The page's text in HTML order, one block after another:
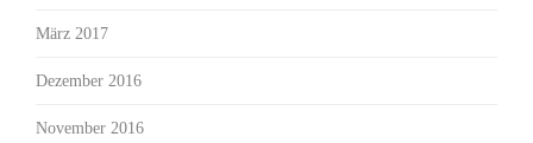
März 2017
Dezember 2016
November 2016